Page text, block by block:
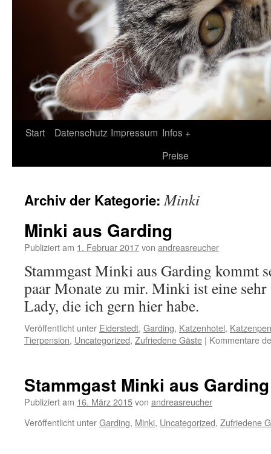
Zum
Start Datenschutz Impressum Infos +
Preise
Archiv der Kategorie:Minki
Minki aus Garding
Publiziert am 1. Februar 2017von andreasreucher
Stammgast Minki aus Garding kommt
paar Monate zu mir. Minki ist eine
Lady, die ich gern hier habe.
Veröffentlicht unter Eiderstedt, Garding, Katzenhotel,
Tierpension, Uncategorized, Zufriedene Gäste | Kommentare
Stammgast Minki aus
Publiziert am 16. März 2015von andreasreucher
Veröffentlicht unterGarding, Minki, Uncategorized, Zufriedene